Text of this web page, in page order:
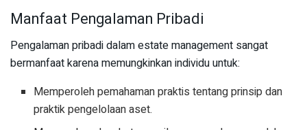
Manfaat Pengalaman Pribadi
Pengalaman pribadi dalam estate management sangat
bermanfaat karena memungkinkan individu untuk:
Memperoleh pemahaman praktis tentang prinsip dan
praktik pengelolaan aset.